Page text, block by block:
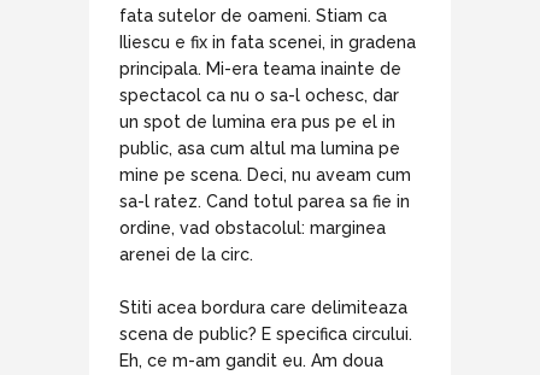
fata sutelor de oameni. Stiam ca
Iliescu e fix in fata scenei, in gradena
principala. Mi-era teama inainte de
spectacol ca nu o sa-l ochesc, dar
un spot de lumina era pus pe el in
public, asa cum altul ma lumina pe
mine pe scena. Deci, nu aveam cum
sa-l ratez. Cand totul parea sa fie in
ordine, vad obstacolul: marginea
arenei de la circ.
Stiti acea bordura care delimiteaza
scena de public? E specifica circului.
Eh, ce m-am gandit eu. Am doua